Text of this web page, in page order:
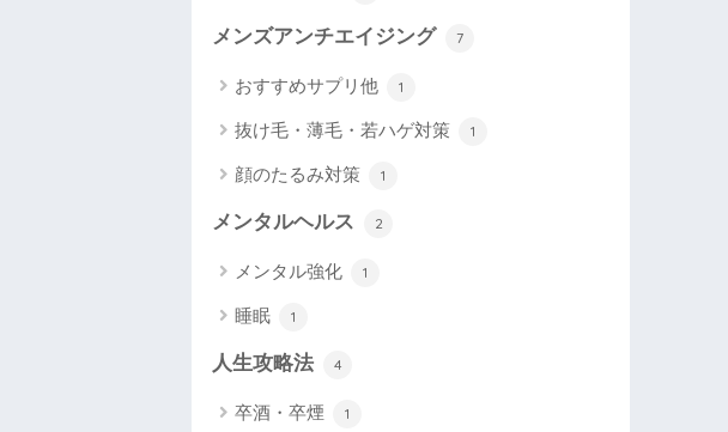
メンズアンチエイジング 7
おすすめサプリ他 1
抜け毛・薄毛・若ハゲ対策 1
顔のたるみ対策 1
メンタルヘルス 2
メンタル強化 1
睡眠 1
人生攻略法 4
卒酒・卒煙 1